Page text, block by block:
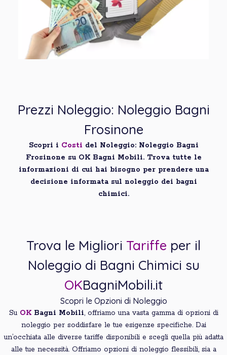
Prezzi Noleggio: Noleggio Bagni
Frosinone
Scopri i Costi del Noleggio: Noleggio Bagni
Frosinone su OK Bagni Mobili. Trova tutte le
informazioni di cui hai bisogno per prendere una
decisione informata sul noleggio dei bagni
chimici.
Trova le Migliori Tariffe per il
Noleggio di Bagni Chimici su
OKBagniMobili.it
Scopri le Opzioni di Noleggio
Su OK Bagni Mobili, offriamo una vasta gamma di opzioni di
noleggio per soddisfare le tue esigenze specifiche. Dai
un’occhiata alle diverse tariffe disponibili e scegli quella più adatta
alle tue necessità. Offriamo opzioni di noleggio flessibili, sia a